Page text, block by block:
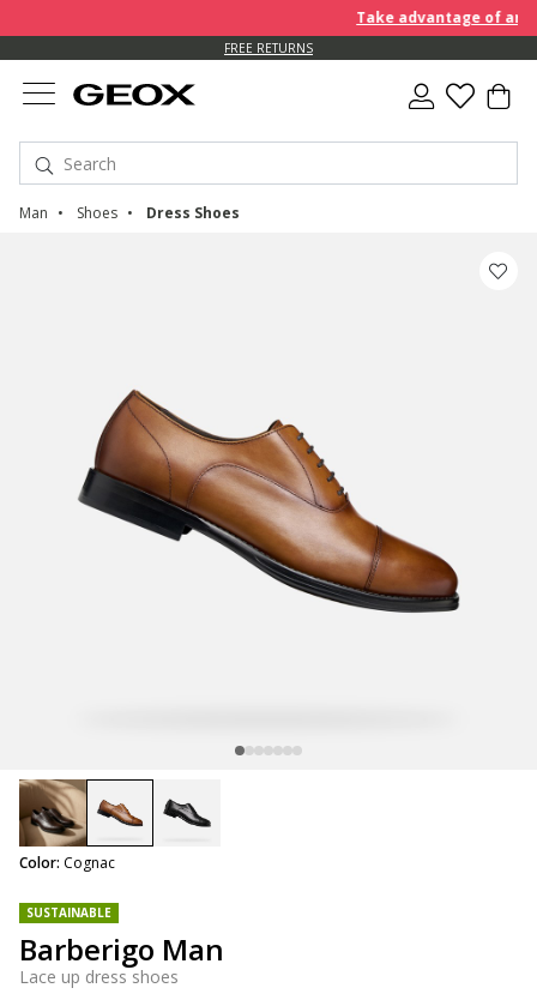
Take advantage of an
FREE RETURNS
Man Shoes Dress Shoes
SUSTAINABLE
Barberigo Man
Lace up dress shoes
Color: Cognac